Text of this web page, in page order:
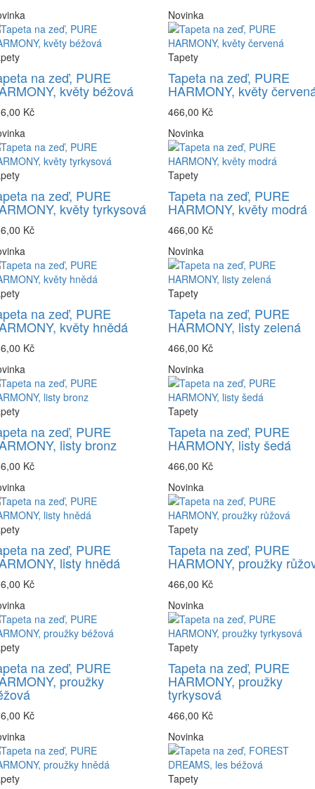
na zeď, PURE
květy béžová
Kč
Novinka
Tapety
Tapeta na zeď, PURE
HARMONY, květy
466,00 Kč
na zeď, PURE
květy tyrkysová
Kč
Novinka
Tapety
Tapeta na zeď, PURE
HARMONY, květy modrá
466,00 Kč
na zeď, PURE
květy hnědá
Kč
Novinka
Tapety
Tapeta na zeď, PURE
HARMONY, listy zelená
466,00 Kč
na zeď, PURE
listy bronz
Kč
Novinka
Tapety
Tapeta na zeď, PURE
HARMONY, listy šedá
466,00 Kč
na zeď, PURE
listy hnědá
Kč
Novinka
Tapety
Tapeta na zeď, PURE
HARMONY, proužky
466,00 Kč
na zeď, PURE
proužky
Kč
Novinka
Tapety
Tapeta na zeď, PURE
HARMONY, proužky
tyrkysová
466,00 Kč
Novinka
Tapety